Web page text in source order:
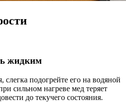
жидким
слегка подогрейте его на водяной
сильном нагреве мед теряет
до текучего состояния.